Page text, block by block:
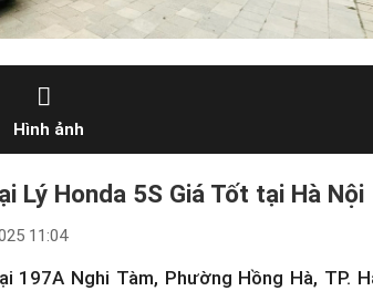
Hình ảnh
Lý Honda 5S Giá Tốt tại Hà Nội
11:04
197A Nghi Tàm, Phường Hồng Hà, TP.